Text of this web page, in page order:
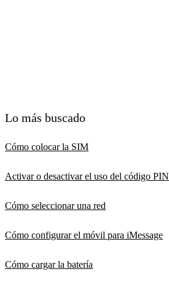
Lo más buscado
Cómo colocar la SIM
Activar o desactivar el uso del código PIN
Cómo seleccionar una red
Cómo configurar el móvil para iMessage
Cómo cargar la batería